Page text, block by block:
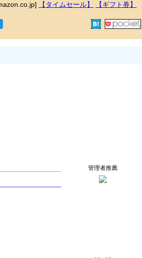
【タイムセール】 【ギフト券】
管理者推薦